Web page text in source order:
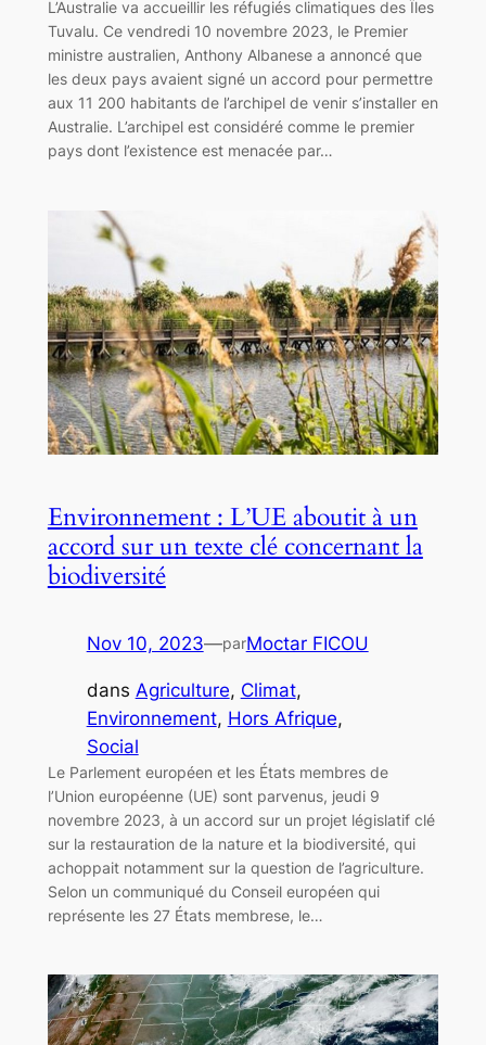
L’Australie va accueillir les réfugiés climatiques des Îles
Tuvalu. Ce vendredi 10 novembre 2023, le Premier
ministre australien, Anthony Albanese a annoncé que
les deux pays avaient signé un accord pour permettre
aux 11 200 habitants de l’archipel de venir s’installer en
Australie. L’archipel est considéré comme le premier
pays dont l’existence est menacée par…
Environnement : L’UE aboutit à un
accord sur un texte clé concernant la
biodiversité
Nov 10, 2023—parMoctar FICOU
dans Agriculture, Climat
Environnement, Hors Afrique
Social
Le Parlement européen et les États membres de
l’Union européenne (UE) sont parvenus, jeudi 9
novembre 2023, à un accord sur un projet législatif clé
sur la restauration de la nature et la biodiversité, qui
achoppait notamment sur la question de l’agriculture.
Selon un communiqué du Conseil européen qui
représente les 27 États membrese, le…